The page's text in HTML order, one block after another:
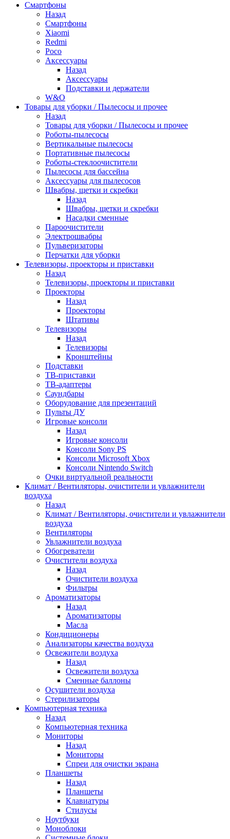
Смартфоны
Назад
Смартфоны
Xiaomi
Redmi
Poco
Аксессуары
Назад
Аксессуары
Подставки и держатели
W&O
Товары для уборки / Пылесосы и прочее
Назад
Товары для уборки / Пылесосы и прочее
Роботы-пылесосы
Вертикальные пылесосы
Портативные пылесосы
Роботы-стеклоочистители
Пылесосы для бассейна
Аксессуары для пылесосов
Швабры, щетки и скребки
Назад
Швабры, щетки и скребки
Насадки сменные
Пароочистители
Электрошвабры
Пульверизаторы
Перчатки для уборки
Телевизоры, проекторы и приставки
Назад
Телевизоры, проекторы и приставки
Проекторы
Назад
Проекторы
Штативы
Телевизоры
Назад
Телевизоры
Кронштейны
Подставки
ТВ-приставки
ТВ-адаптеры
Саундбары
Оборудование для презентаций
Пульты ДУ
Игровые консоли
Назад
Игровые консоли
Консоли Sony PS
Консоли Microsoft Xbox
Консоли Nintendo Switch
Очки виртуальной реальности
Климат / Вентиляторы, очистители и увлажнители
воздуха
Назад
Климат / Вентиляторы, очистители и увлажнители
воздуха
Вентиляторы
Увлажнители воздуха
Обогреватели
Очистители воздуха
Назад
Очистители воздуха
Фильтры
Ароматизаторы
Назад
Ароматизаторы
Масла
Кондиционеры
Анализаторы качества воздуха
Освежители воздуха
Назад
Освежители воздуха
Сменные баллоны
Осушители воздуха
Стерилизаторы
Компьютерная техника
Назад
Компьютерная техника
Мониторы
Назад
Мониторы
Спреи для очистки экрана
Планшеты
Назад
Планшеты
Клавиатуры
Стилусы
Ноутбуки
Моноблоки